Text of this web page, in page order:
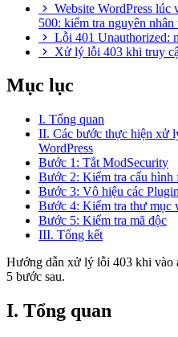
Website WordPress
500: kiểm tra nguyên nhân
Lỗi 401 Unauthorized:
Xử lý lỗi 403 khi truy
Mục lục
I. Tổng quan
II. Các bước thực hiện xử
WordPress
Bước 1: Tắt ModSecurity
Bước 2: Kiểm tra cấu hình
Bước 3: Vô hiệu các
Bước 4: Kiểm tra thư mục
Bước 5: Kiểm tra mã độc
III. Tổng kết
Hướng dẫn xử lý lỗi 403 khi vào
5 bước sau.
I. Tổng quan